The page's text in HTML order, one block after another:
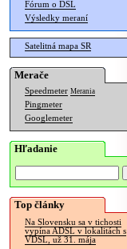
Fórum o DSL
Výsledky meraní
Satelitná mapa SR
Merače
Speedmeter Merania
Pingmeter
Googlemeter
Hľadanie
Top články
Na Slovensku sa v tichosti
vypína ADSL v lokalitách s
VDSL, už 31. mája